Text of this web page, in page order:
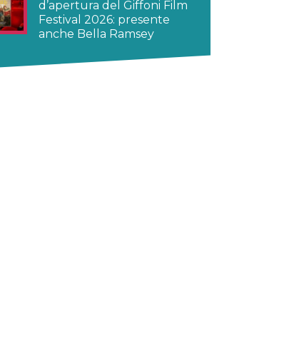
d’apertura del Giffoni Film
Festival 2026: presente
anche Bella Ramsey